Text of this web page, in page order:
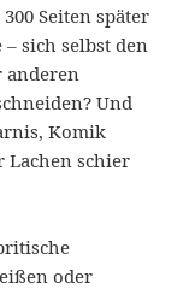
Seiten später
sich selbst den
anderen
Und
Komik
Lachen schier
oder